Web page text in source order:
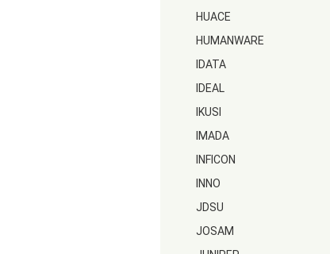
HUACE
HUMANWARE
IDATA
IDEAL
IKUSI
IMADA
INFICON
INNO
JDSU
JOSAM